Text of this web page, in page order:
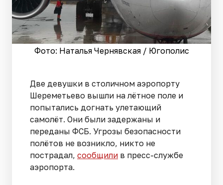
Фото: Наталья Чернявская / Югополис
Две девушки в столичном аэропорту
Шереметьево вышли на лётное поле и
попытались догнать улетающий
самолёт. Они были задержаны и
переданы ФСБ. Угрозы безопасности
полётов не возникло, никто не
пострадал, сообщили в пресс-службе
аэропорта.